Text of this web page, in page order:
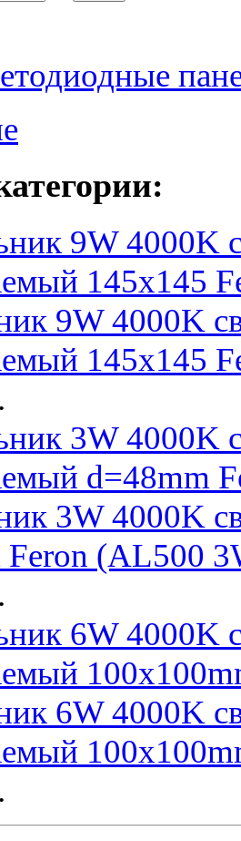
9W 4000K
145х145
3W 4000K
Feron (AL500
6W 4000K